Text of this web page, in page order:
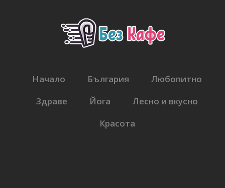
Начало България
Любопитно
Здраве
Йога
Лесно и вкусно
Красота